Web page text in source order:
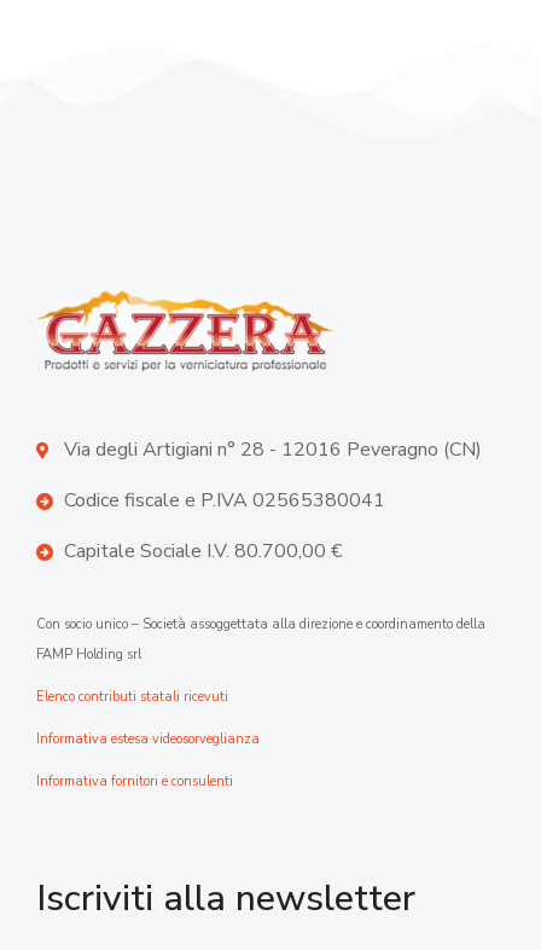
Via degli Artigiani n° 28 - 12016 Peveragno (CN)
Codice fiscale e P.IVA 02565380041
Capitale Sociale I.V. 80.700,00 €
Con socio unico – Società assoggettata alla direzione e coordinamento della
FAMP Holding srl
Elenco contributi statali ricevuti
Informativa estesa videosorveglianza
Informativa fornitori e consulenti
Iscriviti alla newsletter